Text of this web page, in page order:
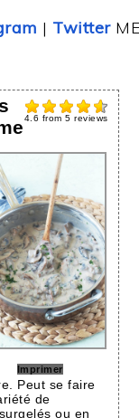
| Twitter
4.6 from5 reviews
Imprimer
Peut se faire
de
ou en